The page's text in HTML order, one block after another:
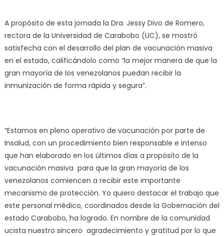
A propósito de esta jornada la Dra. Jessy Divo de Romero,
rectora de la Universidad de Carabobo (UC), se mostró
satisfecha con el desarrollo del plan de vacunación masiva
en el estado, calificándolo como “la mejor manera de que la
gran mayoría de los venezolanos puedan recibir la
inmunización de forma rápida y segura”.
“Estamos en pleno operativo de vacunación por parte de
Insalud, con un procedimiento bien responsable e intenso
que han elaborado en los últimos días a propósito de la
vacunación masiva para que la gran mayoría de los
venezolanos comiencen a recibir este importante
mecanismo de protección. Yo quiero destacar el trabajo que
este personal médico, coordinados desde la Gobernación del
estado Carabobo, ha logrado. En nombre de la comunidad
ucista nuestro sincero agradecimiento y gratitud por lo que